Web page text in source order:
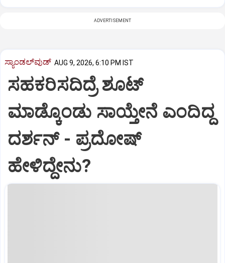
ADVERTISEMENT
ಸ್ಯಾಂಡಲ್‌ವುಡ್‌ AUG 9, 2026, 6:10 PM IST
ಸಹಕರಿಸದಿದ್ರೆ ಶೂಟ್‌
ಮಾಡ್ಕೊಂಡು ಸಾಯ್ತೇನೆ ಎಂದಿದ್ದ
ದರ್ಶನ್‌ - ಪ್ರದೋಷ್‌
ಹೇಳಿದ್ದೇನು?